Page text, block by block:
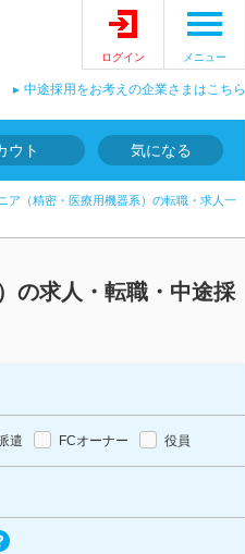
ログイン メニュー
中途採用をお考えの企業さまはこちら
ウト 気になる
ア（精密・医療用機器系）の転職・求人一
の求人・転職・中途採
遣 FCオーナー 役員